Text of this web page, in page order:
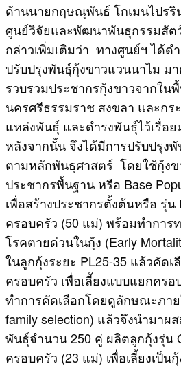
ด้านนายกฤษณุพันธ์ โกเมนไปรริ
ศูนย์วิจัยและพัฒนาพันธุกรรมสัต
กล่าวเพิ่มเติมว่า ทางศูนย์ฯ ได้ด
ปรับปรุงพันธุ์กุ้งขาวแวนนาไม ม
รวบรวมประชากรกุ้งขาวจากใน
นครศรีธรรมราช สงขลา และกร
แหล่งพันธุ์ และดำรงพันธุ์ไว้เรื่อ
หลังจากนั้น จึงได้มีการปรับปรุง
ตามหลักพันธุศาสตร์ โดยใช้กุ้งข
ประชากรพื้นฐาน หรือ Base
เพื่อสร้างประชากรตั้งต้นหรือ รุ่น
ครอบครัว (50 แม่) พร้อมทำกา
โรคตายด่วนในกุ้ง (Early
ในลูกกุ้งระยะ PL25-35 แล้วคัดเ
ครอบครัว เพื่อเลี้ยงแบบแยกคร
ทำการคัดเลือกโดยดูลักษณะภา
family selection) แล้วจึงนำมา
พันธุ์จำนวน 250 คู่ ผลิตลูกกุ้งรุ่น
ครอบครัว (23 แม่) เพื่อเลี้ยงเป็น